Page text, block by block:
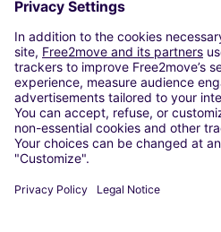
ONZE STEDEN
Paris
Madrid
Washington DC
Milaan
Rome
Turijn
Wenen
Berlijn
Düsseldorf